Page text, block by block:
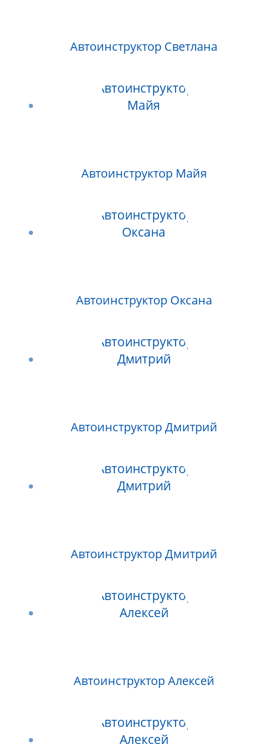
Автоинструктор Светлана
Автоинструктор Майя
Автоинструктор Оксана
Автоинструктор Дмитрий
Автоинструктор Дмитрий
Автоинструктор Алексей